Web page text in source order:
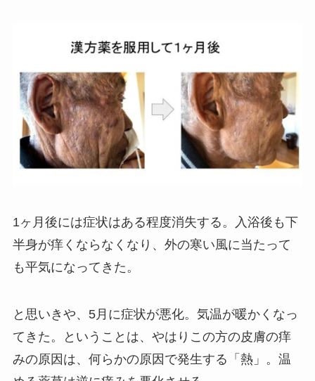
1ヶ月後には症状はある程度消失する。入浴後も下
半身が痒くならなくなり、外の寒い風に当たって
も平気になってきた。
と思いきや、5月に症状が悪化。気温が暖かくなっ
てきた。ということは、やはりこの方の皮膚の痒
みの原因は、 何らかの原因で発生する「熱」。温